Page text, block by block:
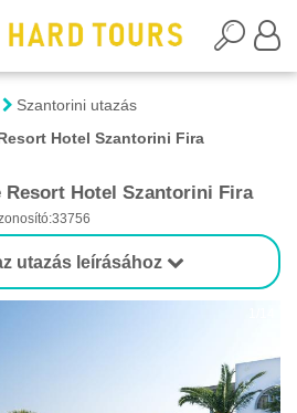
Szantorini utazás
Hotel Szantorini Fira
Resort Hotel Szantorini Fira
utazás leírásához